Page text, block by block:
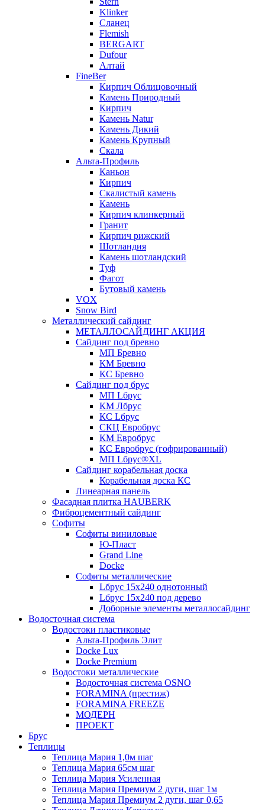
Klinker
Сланец
Flemish
BERGART
Dufour
Алтай
FineBer
Кирпич Облицовочный
Камень Природный
Кирпич
Камень Natur
Камень Дикий
Камень Крупный
Скала
Альта-Профиль
Каньон
Кирпич
Скалистый камень
Камень
Кирпич клинкерный
Гранит
Кирпич рижский
Шотландия
Камень шотландский
Туф
Фагот
Бутовый камень
VOX
Snow Bird
Металлический сайдинг
МЕТАЛЛОСАЙДИНГ АКЦИЯ
Сайдинг под бревно
МП Бревно
КМ Бревно
КС Бревно
Сайдинг под брус
МП Lбрус
КМ Лбрус
КС Lбрус
СКЦ Евробрус
КМ Евробрус
КС Евробрус (гофрированный)
МП Lбрус®XL
Сайдинг корабельная доска
Корабельная доска КС
Линеарная панель
Фасадная плитка HAUBERK
Фиброцементный сайдинг
Софиты
Софиты виниловые
Ю-Пласт
Grand Line
Docke
Софиты металлические
Lбрус 15x240 однотонный
Lбрус 15x240 под дерево
Доборные элементы металлосайдинг
Водосточная система
Водостоки пластиковые
Альта-Профиль Элит
Docke Lux
Docke Premium
Водостоки металлические
Водосточная система OSNO
FORAMINA (престиж)
FORAMINA FREEZE
МОДЕРН
ПРОЕКТ
Брус
Теплицы
Теплица Мария 1,0м шаг
Теплица Мария 65см шаг
Теплица Мария Усиленная
Теплица Мария Премиум 2 дуги, шаг 1м
Теплица Мария Премиум 2 дуги, шаг 0,65